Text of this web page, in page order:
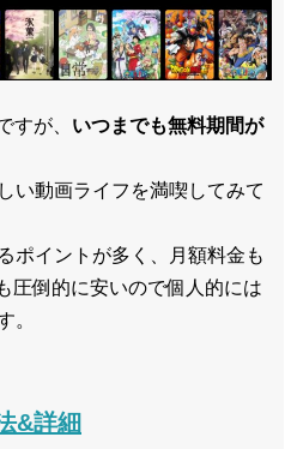
すが、 いつまでも無料期間が
い動画ライフを満喫してみて
ポイントが多く、月額料金も
圧倒的に安いので個人的には
。
&詳細